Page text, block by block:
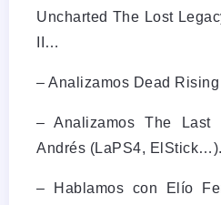
Uncharted The Lost
II…
– Analizamos Dead Rising
– Analizamos The Last
Andrés (LaPS4, ElStick…).
– Hablamos con Elío